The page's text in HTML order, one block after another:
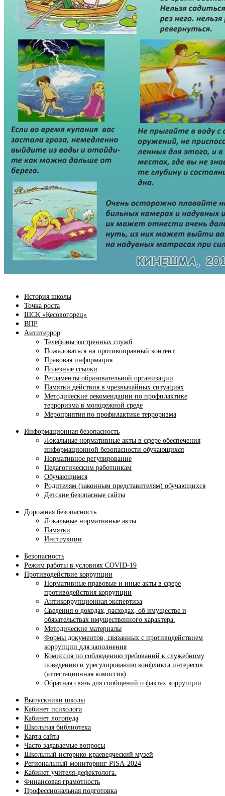
История школы
Точка роста
ШСК «Кесовогорец»
ВПР
Антитеррор
Телефоны экстренных служб
Пожаловаться на противоправный контент
Правовая информация
Полезные ссылки
Регламенты образовательной организации
Памятки действия в чрезвычайных ситуациях
Методические рекомендации по профилактике
терроризма в молодежной среде
Мероприятия по профилактике терроризма
Информационная безопасность
Локальные нормативные акты в сфере обеспечения
информационной безопасности обучающихся
Нормативное регулирование
Педагогическим работникам
Обучающимся
Родителям (законным представителям) обучающихся
Детские безопасные сайты
Дорожная безопасность
Локальные нормативные акты
Памятки
Инструкции
Безопасность
Режим работы в условиях COVID-19
Противодействие коррупции
Нормативные правовые и иные акты в сфере
противодействия коррупции
Антикоррупционная экспертиза
Сведения о доходах, расходах, об имуществе и
обязательствах имущественного характера.
Методические материалы
Формы документов, связанных с противодействием
коррупции для заполнения
Комиссия по соблюдению требований к служебному
поведению и урегулированию конфликта интересов
(аттестационная комиссия)
Обратная связь для сообщений о фактах коррупции
Выпускники школы
Кабинет психолога
Кабинет логопеда
Школьная библиотека
Карта сайта
Часто задаваемые вопросы
Школьный историко-краеведческий музей
Региональный мониторинг PISA-2024
Кабинет учителя-дефектолога.
Финансовая грамотность
Профессиональная подготовка